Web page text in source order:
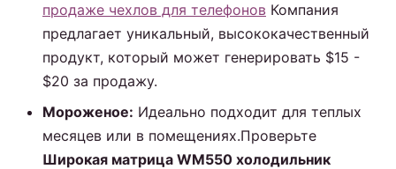
продаже чехлов для телефонов Компания
предлагает уникальный, высококачественный
продукт, который может генерировать $15 -
$20 за продажу.
Мороженое: Идеально подходит для теплых
месяцев или в помещениях.Проверьте
Широкая матрица WM550 холодильник